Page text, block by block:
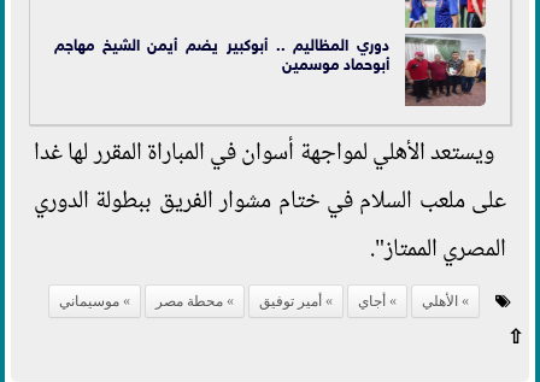
دوري المظاليم .. أبوكبير يضم أيمن الشيخ مهاجم
أبوحماد موسمين
ويستعد الأهلي لمواجهة أسوان في المباراة المقرر لها غدا
على ملعب السلام في ختام مشوار الفريق ببطولة الدوري
المصري الممتاز".
الأهلي أجاي أمير توفيق محطة مصر موسيماني
⇧